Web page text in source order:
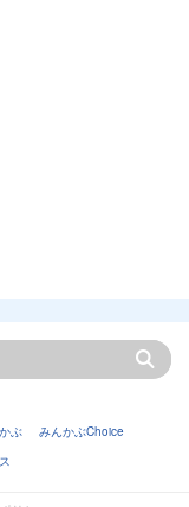
ぶ
みんかぶChoice